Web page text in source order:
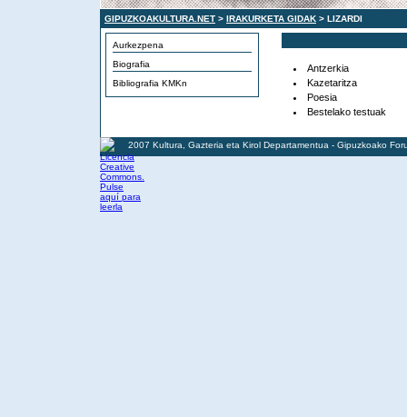
GIPUZKOAKULTURA.NET > IRAKURKETA GIDAK > LIZARDI
Aurkezpena
Biografia
Bibliografia KMKn
Antzerkia
Kazetaritza
Poesia
Bestelako testuak
2007 Kultura, Gazteria eta Kirol Departamentua - Gipuzkoako